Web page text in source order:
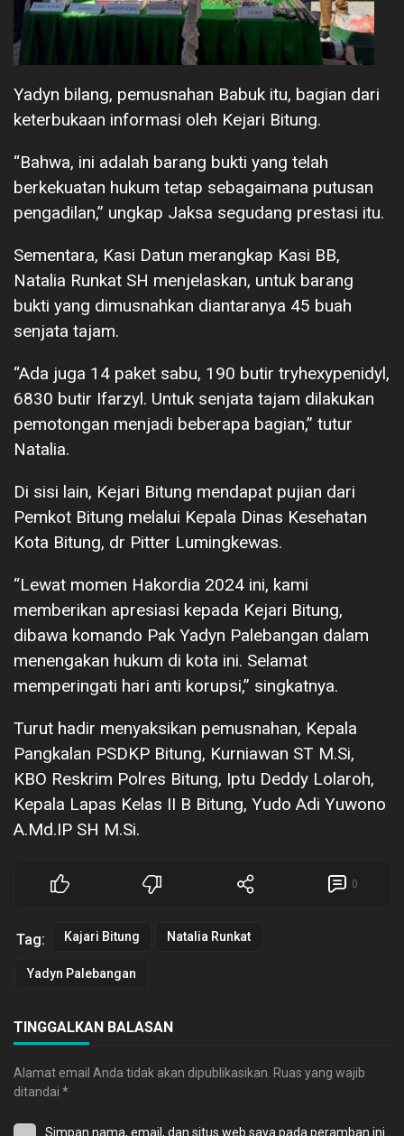
Yadyn bilang, pemusnahan Babuk itu, bagian dari
keterbukaan informasi oleh Kejari Bitung.
“Bahwa, ini adalah barang bukti yang telah
berkekuatan hukum tetap sebagaimana putusan
pengadilan,” ungkap Jaksa segudang prestasi itu.
Sementara, Kasi Datun merangkap Kasi BB,
Natalia Runkat SH menjelaskan, untuk barang
bukti yang dimusnahkan diantaranya 45 buah
senjata tajam.
“Ada juga 14 paket sabu, 190 butir tryhexypenidyl,
6830 butir Ifarzyl. Untuk senjata tajam dilakukan
pemotongan menjadi beberapa bagian,” tutur
Natalia.
Di sisi lain, Kejari Bitung mendapat pujian dari
Pemkot Bitung melalui Kepala Dinas Kesehatan
Kota Bitung, dr Pitter Lumingkewas.
“Lewat momen Hakordia 2024 ini, kami
memberikan apresiasi kepada Kejari Bitung,
dibawa komando Pak Yadyn Palebangan dalam
menengakan hukum di kota ini. Selamat
memperingati hari anti korupsi,” singkatnya.
Turut hadir menyaksikan pemusnahan, Kepala
Pangkalan PSDKP Bitung, Kurniawan ST M.Si,
KBO Reskrim Polres Bitung, Iptu Deddy Lolaroh,
Kepala Lapas Kelas II B Bitung, Yudo Adi Yuwono
A.Md.IP SH M.Si.
0
Tag: Kajari Bitung Natalia Runkat
Yadyn Palebangan
TINGGALKAN BALASAN
Alamat email Anda tidak akan dipublikasikan. Ruas yang wajib
ditandai *
Simpan nama, email, dan situs web saya pada peramban ini